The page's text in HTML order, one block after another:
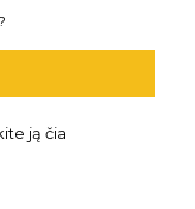
ją čia